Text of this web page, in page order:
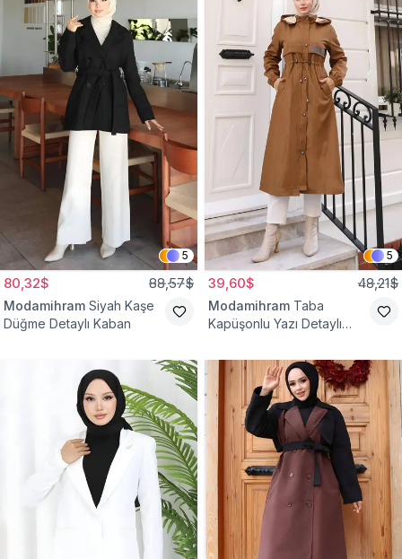
5
80,32$ 88,57$
Modamihram Siyah Kaşe
Düğme Detaylı Kaban
5
39,60$ 48,21$
Modamihram Taba
Kapüşonlu Yazı Detaylı